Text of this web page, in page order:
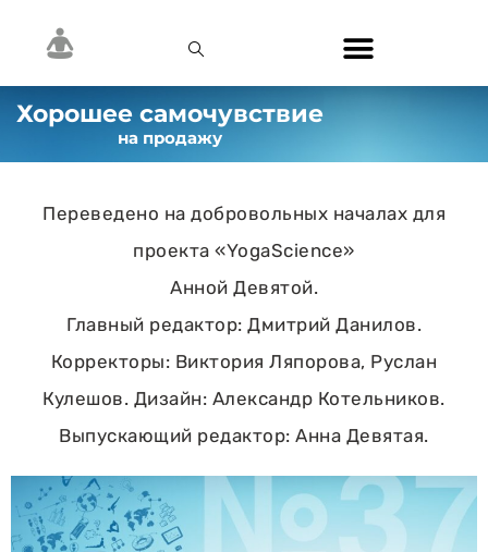
Хорошее самочувствие
на продажу
Переведено на добровольных началах для
проекта «YogaScience»
Анной Девятой.
Главный редактор: Дмитрий Данилов.
Корректоры: Виктория Ляпорова, Руслан
Кулешов. Дизайн: Александр Котельников.
Выпускающий редактор: Анна Девятая.